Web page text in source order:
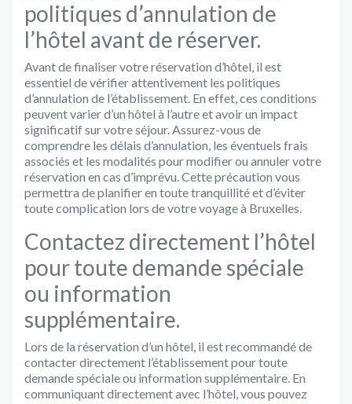
politiques d’annulation de
l’hôtel avant de réserver.
Avant de finaliser votre réservation d’hôtel, il est
essentiel de vérifier attentivement les politiques
d’annulation de l’établissement. En effet, ces conditions
peuvent varier d’un hôtel à l’autre et avoir un impact
significatif sur votre séjour. Assurez-vous de
comprendre les délais d’annulation, les éventuels frais
associés et les modalités pour modifier ou annuler votre
réservation en cas d’imprévu. Cette précaution vous
permettra de planifier en toute tranquillité et d’éviter
toute complication lors de votre voyage à Bruxelles.
Contactez directement l’hôtel
pour toute demande spéciale
ou information
supplémentaire.
Lors de la réservation d’un hôtel, il est recommandé de
contacter directement l’établissement pour toute
demande spéciale ou information supplémentaire. En
communiquant directement avec l’hôtel, vous pouvez